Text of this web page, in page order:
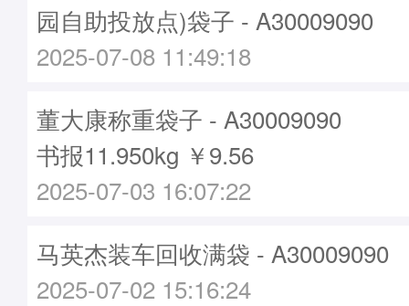
园自助投放点)袋子 - A30009090
2025-07-08 11:49:18
董大康称重袋子 - A30009090
书报11.950kg ￥9.56
2025-07-03 16:07:22
马英杰装车回收满袋 - A30009090
2025-07-02 15:16:24